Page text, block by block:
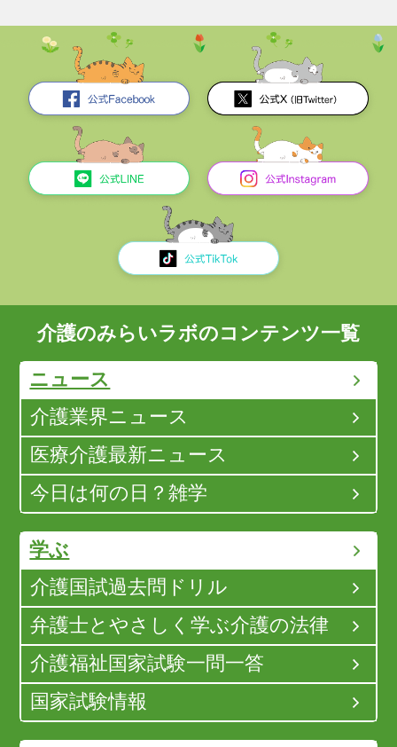
介護のみらいラボのコンテンツ一覧
ニュース
介護業界ニュース
医療介護最新ニュース
今日は何の日？雑学
学ぶ
介護国試過去問ドリル
弁護士とやさしく学ぶ介護の法律
介護福祉国家試験一問一答
国家試験情報